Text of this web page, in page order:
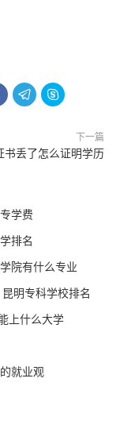
 
下一篇
书丢了怎么证明学历
学费
排名
院有什么专业
昆明专科学校排名
上什么大学
就业观